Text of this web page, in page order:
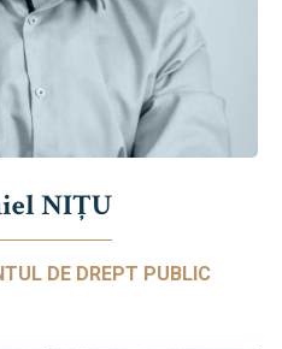
NIŢU
DE DREPT PUBLIC